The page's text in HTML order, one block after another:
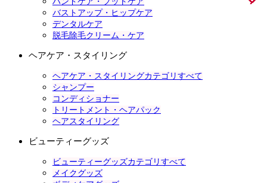
バストアップ・ヒップケア
デンタルケア
脱毛除毛クリーム・ケア
ヘアケア・スタイリング
ヘアケア・スタイリングカテゴリすべて
シャンプー
コンディショナー
トリートメント・ヘアパック
ヘアスタイリング
ビューティーグッズ
ビューティーグッズカテゴリすべて
メイクグッズ